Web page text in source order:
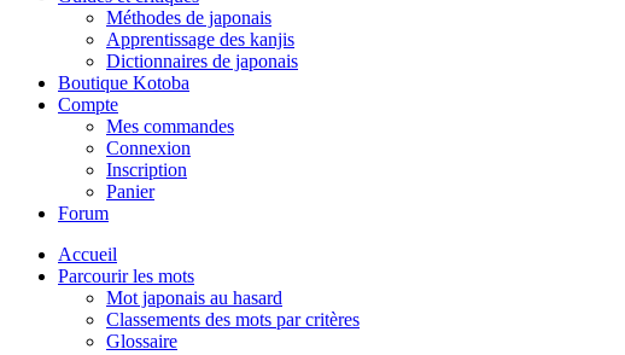
Méthodes de japonais
Apprentissage des kanjis
Dictionnaires de japonais
Boutique Kotoba
Compte
Mes commandes
Connexion
Inscription
Panier
Forum
Accueil
Parcourir les mots
Mot japonais au hasard
Classements des mots par critères
Glossaire